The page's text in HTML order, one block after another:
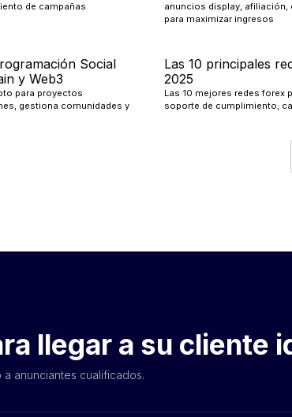
de campañas
anuncios display,
para maximizar ingresos
Social
y Web3
para proyectos
gestiona comunidades y
Las 10 principales
2025
Las 10 mejores redes forex
soporte de cumplimiento,
llegar a su cliente
a anunciantes cualificados.